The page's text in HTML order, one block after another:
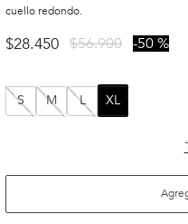
cuello redondo.
$28.450 $56.900 50 %
S M L XL